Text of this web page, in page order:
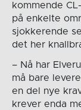
kommende
på enkelte
sjokkerende
det her
– Nå har
må bare
en del nye
krever enda